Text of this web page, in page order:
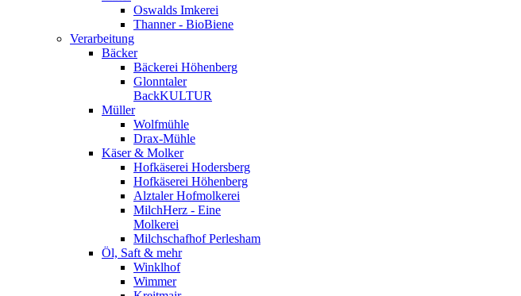
Oswalds Imkerei
Thanner - BioBiene
Verarbeitung
Bäcker
Bäckerei Höhenberg
Glonntaler
BackKULTUR
Müller
Wolfmühle
Drax-Mühle
Käser & Molker
Hofkäserei Hodersberg
Hofkäserei Höhenberg
Alztaler Hofmolkerei
MilchHerz - Eine
Molkerei
Milchschafhof Perlesham
Öl, Saft & mehr
Winklhof
Wimmer